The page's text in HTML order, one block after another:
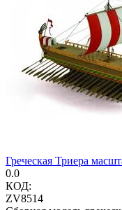
Греческая Триера
0.0
КОД:
ZV8514